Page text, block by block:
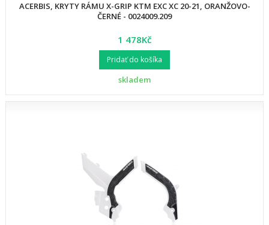
ACERBIS, KRYTY RÁMU X-GRIP KTM EXC XC 20-21, ORANŽOVO-
ČERNÉ - 0024009.209
1 478Kč
Pridať do košíka
skladem